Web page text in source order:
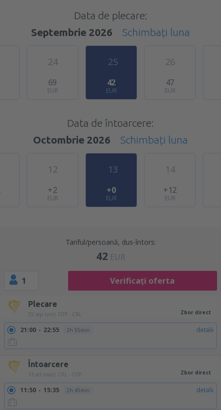
Data de plecare:
Septembrie 2026
Schimbați luna
24
69
EUR
25
42
EUR
26
47
EUR
Data de întoarcere:
Octombrie 2026
Schimbați luna
12
+2
EUR
13
+0
EUR
14
+12
EUR
Tariful/persoană, dus-întors:
42 EUR
1 Verificați oferta
Plecare
25 sep (vin) OTP - CRL Zbor direct
21:00 22:55 2h 55min detalii
Întoarcere
13 oct (mar) CRL - OTP Zbor direct
11:50 15:35 2h 45min detalii